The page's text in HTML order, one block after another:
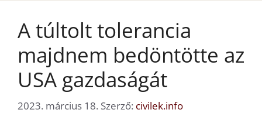
A túltolt tolerancia
majdnem bedöntötte az
USA gazdaságát
2023. március 18. Szerző: civilek.info